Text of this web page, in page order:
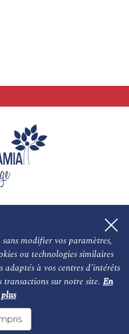
modifier vos paramètres,
ou technologies similaires
adaptés à vos centres d'intérêts
transactions sur notre site.En
PARTENAIRES
experts Les auteurs
Nous contacter